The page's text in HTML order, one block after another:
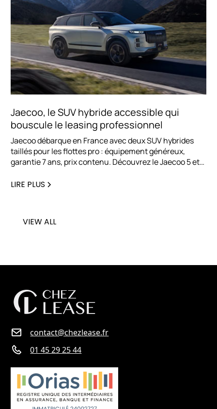
Jaecoo, le SUV hybride accessible qui
bouscule le leasing professionnel
Jaecoo débarque en France avec deux SUV hybrides
taillés pour les flottes pro : équipement généreux,
garantie 7 ans, prix contenu. Découvrez le Jaecoo 5 et
entreprises en LLD.
LIRE PLUS
VIEW ALL
contact@chezlease.fr
01 45 29 25 44